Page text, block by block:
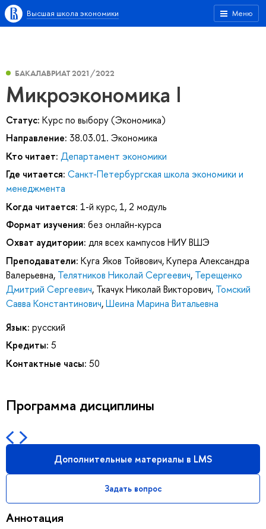
Меню
Высшая школа экономики
БАКАЛАВРИАТ 2021/2022
Микроэкономика I
Статус: Курс по выбору (Экономика)
Направление: 38.03.01. Экономика
Кто читает: Департамент экономики
Где читается: Санкт-Петербургская школа экономики и
менеджмента
Когда читается: 1-й курс, 1, 2 модуль
Формат изучения: без онлайн-курса
Охват аудитории: для всех кампусов НИУ ВШЭ
Преподаватели: Куга Яков Тойвович,Купера Александра
Валерьевна, Телятников Николай Сергеевич, Терещенко
Дмитрий Сергеевич, Ткачук Николай Викторович, Томский
Савва Константинович,Шеина Марина Витальевна
Язык: русский
Кредиты: 5
Контактные часы: 50
Программа дисциплины
Дополнительные материалы в LMS
Задать вопрос
Аннотация